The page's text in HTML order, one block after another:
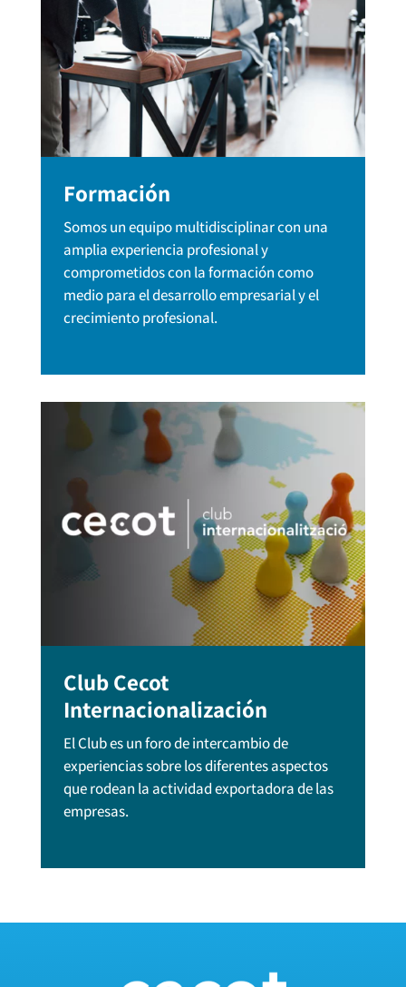
Formación
Somos un equipo multidisciplinar con una
amplia experiencia profesional y
comprometidos con la formación como
medio para el desarrollo empresarial y el
crecimiento profesional.
Club Cecot
Internacionalización
El Club es un foro de intercambio de
experiencias sobre los diferentes aspectos
que rodean la actividad exportadora de las
empresas.